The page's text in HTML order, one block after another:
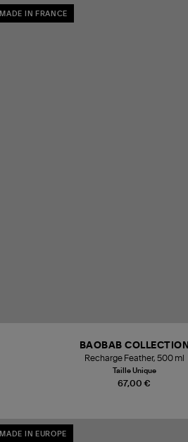
MADE IN FRANCE
67,00 €
BAOBAB COLLECTION
Recharge Feather, 500 ml
Taille Unique
MADE IN EUROPE